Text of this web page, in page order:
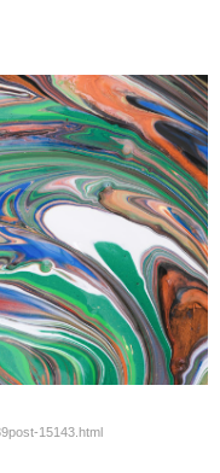
15143.html